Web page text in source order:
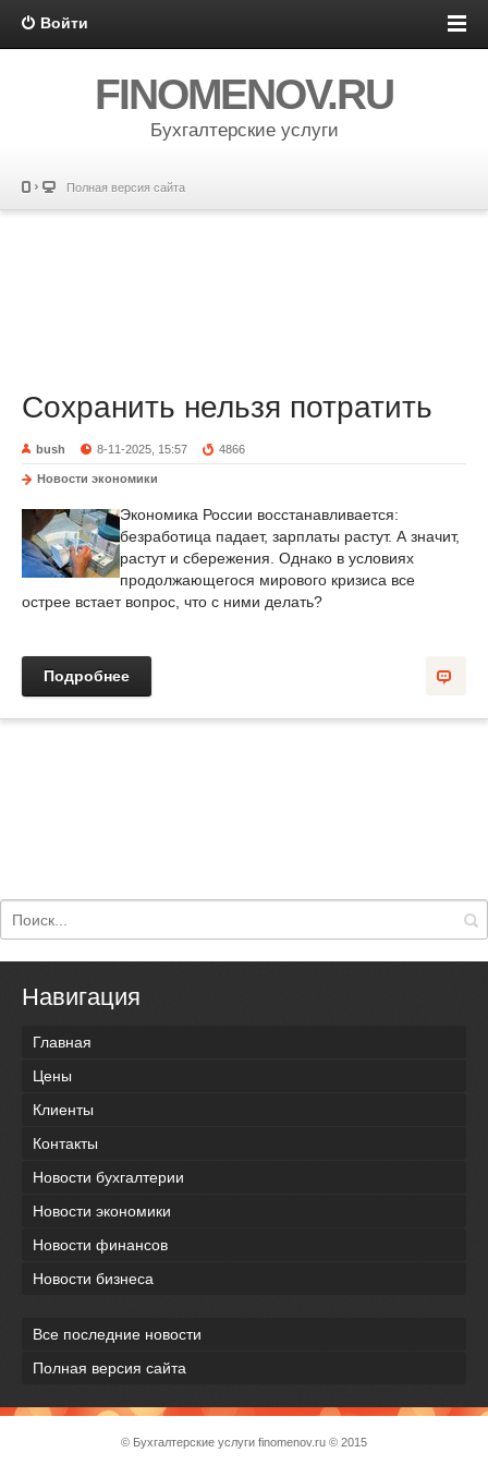
Войти
FINOMENOV.RU
Бухгалтерские услуги
Полная версия сайта
Сохранить нельзя потратить
bush 8-11-2025, 15:57 4866
Новости экономики
Экономика России восстанавливается:
безработица падает, зарплаты растут. А значит,
растут и сбережения. Однако в условиях
продолжающегося мирового кризиса все
острее встает вопрос, что с ними делать?
Подробнее
Навигация
Главная
Цены
Клиенты
Контакты
Новости бухгалтерии
Новости экономики
Новости финансов
Новости бизнеса
Все последние новости
Полная версия сайта
© Бухгалтерские услуги finomenov.ru © 2015